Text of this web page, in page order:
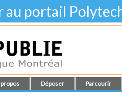
au portail
propos Déposer Parcourir